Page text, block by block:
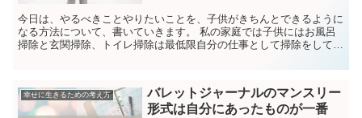
今日は、やるべきことやりたいことを、子供がきちんとできるように
なる方法について、書いていきます。 私の家庭では子供にはお風呂
掃除と玄関掃除、トイレ掃除は最低限自分の仕事として掃除をしても
幸せに生きるための考え方
バレットジャーナルのマンスリー
形式は自分にあったものが一番